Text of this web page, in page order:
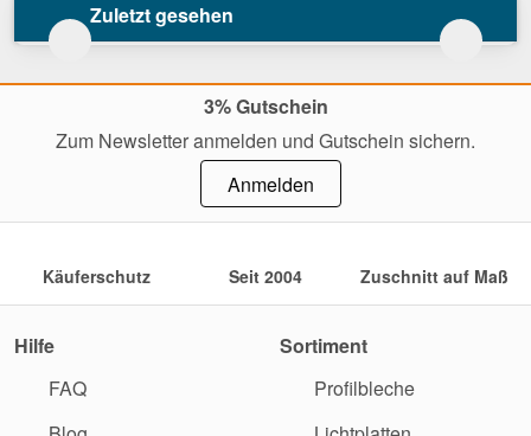
Zuletzt gesehen
3% Gutschein
Zum Newsletter anmelden und Gutschein sichern.
Anmelden
Käuferschutz Seit 2004 Zuschnitt auf Maß
Hilfe
FAQ
Sortiment
Profilbleche